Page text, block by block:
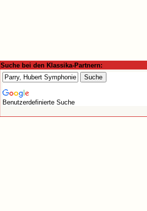
Suche bei den Klassika-Partnern:
Benutzerdefinierte Suche